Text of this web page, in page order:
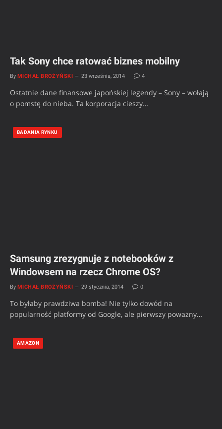
Tak Sony chce ratować biznes mobilny
By MICHAŁ BROŻYŃSKI 23 września, 2014 4
Ostatnie dane finansowe japońskiej legendy – Sony – wołają
o pomstę do nieba. Ta korporacja cieszy…
BADANIA RYNKU
Samsung zrezygnuje z notebooków z
Windowsem na rzecz Chrome OS?
By MICHAŁ BROŻYŃSKI 29 stycznia, 2014 0
To byłaby prawdziwa bomba! Nie tylko dowód na
popularność platformy od Google, ale pierwszy poważny…
AMAZON